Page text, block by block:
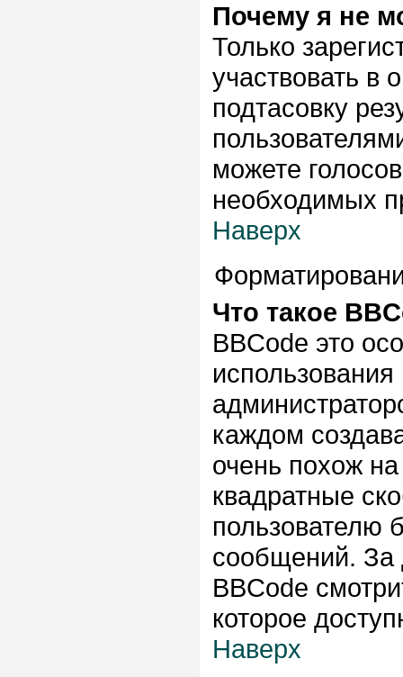
Почему я не
Только
участвовать в
подтасовку
можете
необходимых
Наверх
Что такое
BBCode это
каждом
очень похож
квадратные
пользователю
сообщений. За
BBCode
которое
Наверх